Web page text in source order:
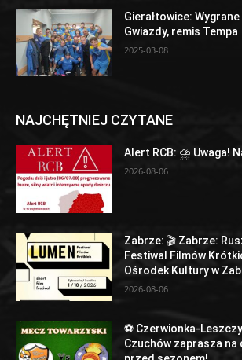
Gierałtowice:
Gwiazdy, remis Tempa
2025-03-08
NAJCHĘTNIEJ CZYTANE
Alert RCB: ⛈ Uwaga!
2026-08-06
Zabrze: 🎬 Zabrze:
Festiwal Filmów
Ośrodek Kultury w
2026-08-06
⚽ Czerwionka-
Czuchów zaprasza na